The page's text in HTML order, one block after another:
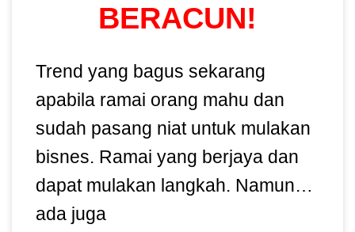
BERACUN!
Trend yang bagus sekarang
apabila ramai orang mahu dan
sudah pasang niat untuk mulakan
bisnes. Ramai yang berjaya dan
dapat mulakan langkah. Namun…
ada juga